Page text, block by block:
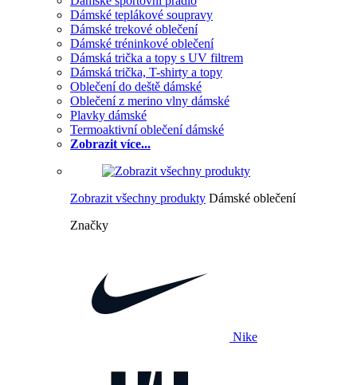
Dámské teplákové soupravy
Dámské trekové oblečení
Dámské tréninkové oblečení
Dámská trička a topy s UV filtrem
Dámská trička, T-shirty a topy
Oblečení do deště dámské
Oblečení z merino vlny dámské
Plavky dámské
Termoaktivní oblečení dámské
Zobrazit více...
Zobrazit všechny produkty Dámské oblečení
Značky
Nike